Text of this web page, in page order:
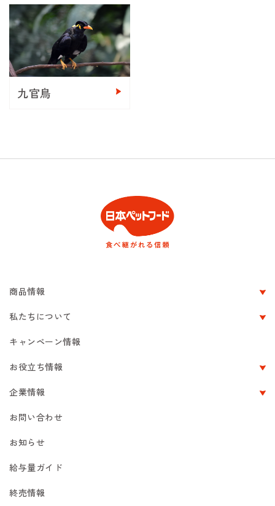
九官鳥
商品情報
私たちについて
キャンペーン情報
お役立ち情報
企業情報
お問い合わせ
お知らせ
給与量ガイド
終売情報